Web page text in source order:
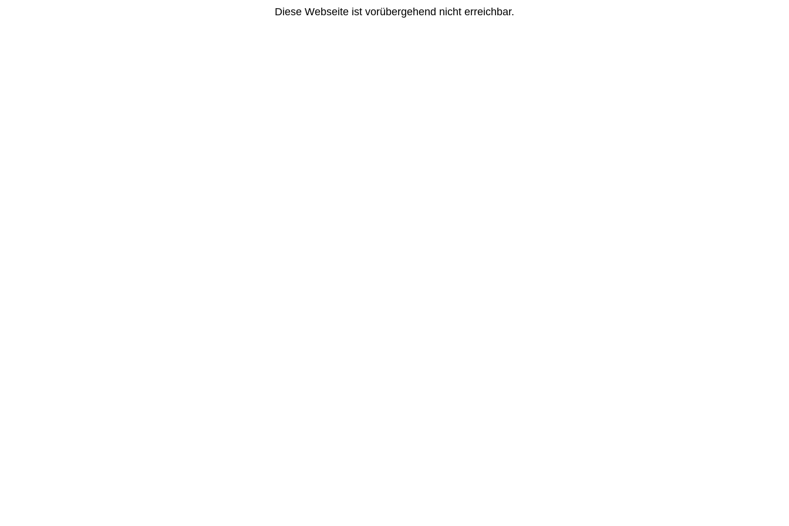
Diese Webseite ist vorübergehend nicht erreichbar.